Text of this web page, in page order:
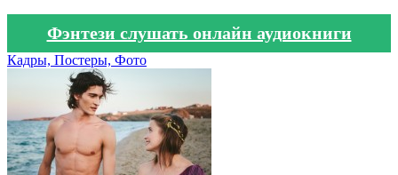
Фэнтези слушать онлайн аудиокниги
Кадры, Постеры, Фото